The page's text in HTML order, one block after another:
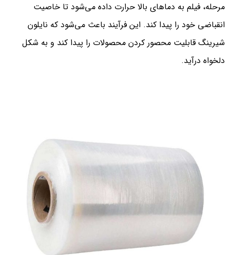
مرحله، فیلم به دماهای بالا حرارت داده می‌شود تا خاصیت
انقباضی خود را پیدا کند. این فرآیند باعث می‌شود که نایلون
شیرینگ قابلیت محصور کردن محصولات را پیدا کند و به شکل
دلخواه درآید.